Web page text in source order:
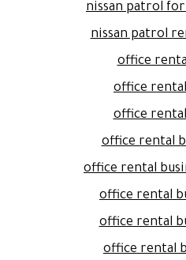
nissan patrol
nissan patrol
office
office
office
office rental
office rental
office rental
office rental
office rental